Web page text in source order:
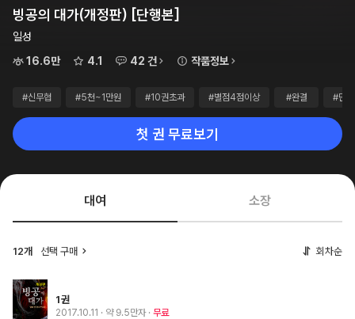
빙공의 대가(개정판) [단행본]
일성
16.6만
4.1 42 건 작품정보
#신무협 #5천~1만원 #10권초과 #별점4점이상 #완결 #단
첫 권 무료보기
대여 소장
12개 선택 구매 회차순
1권
2017.10.11 · 약 9.5만자 무료